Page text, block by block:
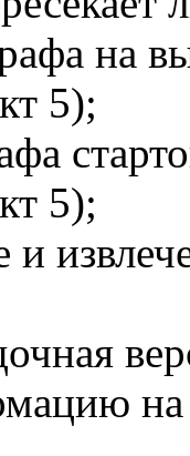
на
5);
5);
на